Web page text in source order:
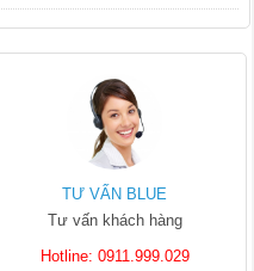
TƯ VẤN BLUE
Tư vấn khách hàng
Hotline: 0911.999.029